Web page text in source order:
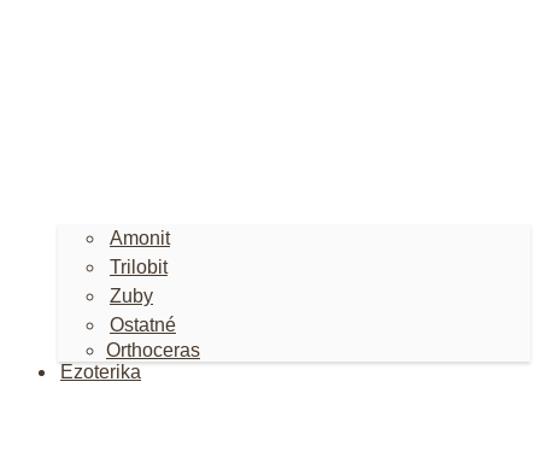
Amonit
Trilobit
Zuby
Ostatné
Orthoceras
Ezoterika